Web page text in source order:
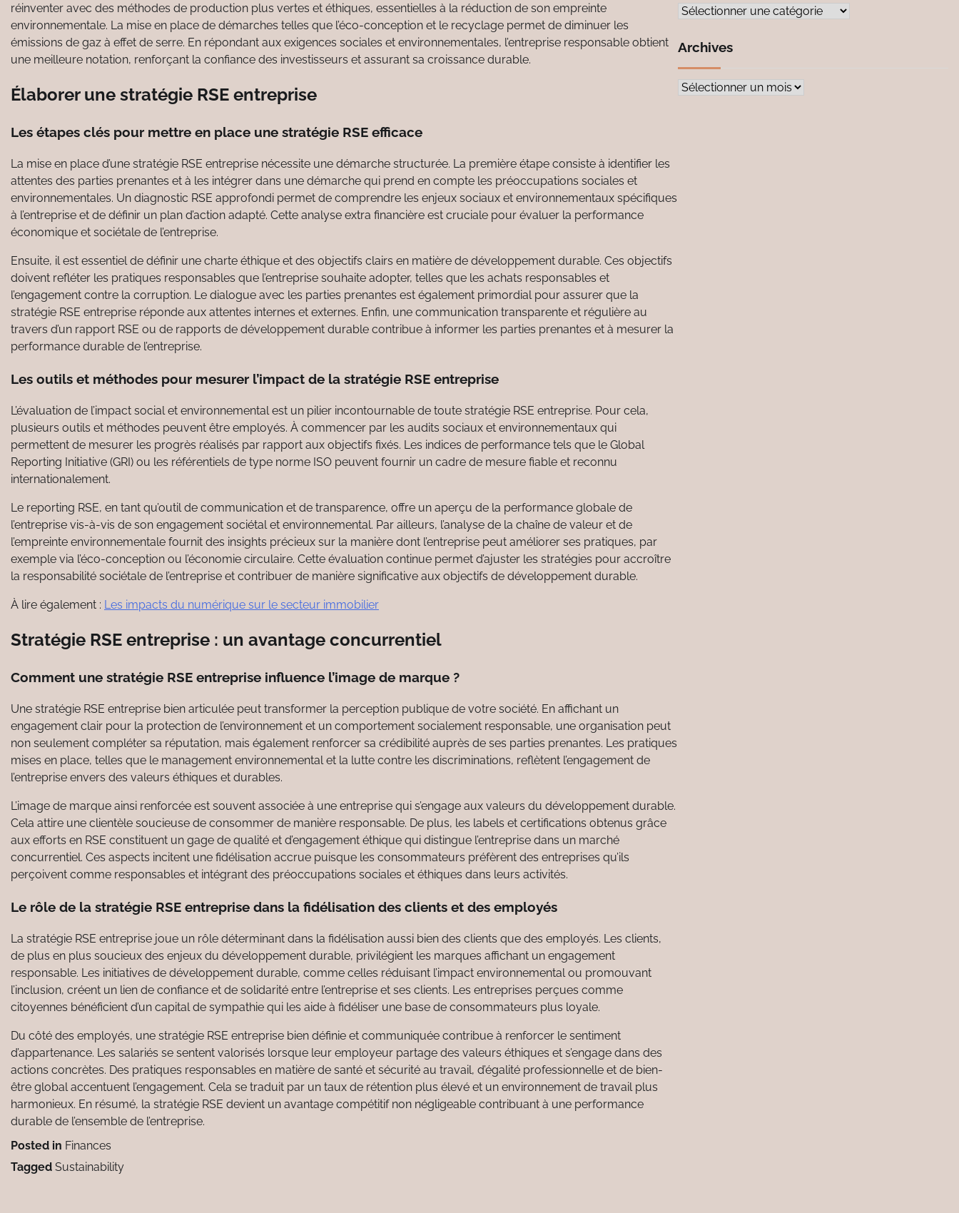
réinventer avec des méthodes de production plus vertes et éthiques, essentielles à la réduction de son empreinte
environnementale. La mise en place de démarches telles que l’éco-conception et le recyclage permet de diminuer les
émissions de gaz à effet de serre. En répondant aux exigences sociales et environnementales, l’entreprise responsable obtient
une meilleure notation, renforçant la confiance des investisseurs et assurant sa croissance durable.
Élaborer une stratégie RSE entreprise
Les étapes clés pour mettre en place une stratégie RSE efficace
La mise en place d’une stratégie RSE entreprise nécessite une démarche structurée. La première étape consiste à identifier les
attentes des parties prenantes et à les intégrer dans une démarche qui prend en compte les préoccupations sociales et
environnementales. Un diagnostic RSE approfondi permet de comprendre les enjeux sociaux et environnementaux spécifiques
à l’entreprise et de définir un plan d’action adapté. Cette analyse extra financière est cruciale pour évaluer la performance
économique et sociétale de l’entreprise.
Ensuite, il est essentiel de définir une charte éthique et des objectifs clairs en matière de développement durable. Ces objectifs
doivent refléter les pratiques responsables que l’entreprise souhaite adopter, telles que les achats responsables et
l’engagement contre la corruption. Le dialogue avec les parties prenantes est également primordial pour assurer que la
stratégie RSE entreprise réponde aux attentes internes et externes. Enfin, une communication transparente et régulière au
travers d’un rapport RSE ou de rapports de développement durable contribue à informer les parties prenantes et à mesurer la
performance durable de l’entreprise.
Les outils et méthodes pour mesurer l’impact de la stratégie RSE entreprise
L’évaluation de l’impact social et environnemental est un pilier incontournable de toute stratégie RSE entreprise. Pour cela,
plusieurs outils et méthodes peuvent être employés. À commencer par les audits sociaux et environnementaux qui
permettent de mesurer les progrès réalisés par rapport aux objectifs fixés. Les indices de performance tels que le Global
Reporting Initiative (GRI) ou les référentiels de type norme ISO peuvent fournir un cadre de mesure fiable et reconnu
internationalement.
Le reporting RSE, en tant qu’outil de communication et de transparence, offre un aperçu de la performance globale de
l’entreprise vis-à-vis de son engagement sociétal et environnemental. Par ailleurs, l’analyse de la chaîne de valeur et de
l’empreinte environnementale fournit des insights précieux sur la manière dont l’entreprise peut améliorer ses pratiques, par
exemple via l’éco-conception ou l’économie circulaire. Cette évaluation continue permet d’ajuster les stratégies pour accroître
la responsabilité sociétale de l’entreprise et contribuer de manière significative aux objectifs de développement durable.
À lire également : Les impacts du numérique sur le secteur immobilier
Stratégie RSE entreprise : un avantage concurrentiel
Comment une stratégie RSE entreprise influence l’image de marque ?
Une stratégie RSE entreprise bien articulée peut transformer la perception publique de votre société. En affichant un
engagement clair pour la protection de l’environnement et un comportement socialement responsable, une organisation peut
non seulement compléter sa réputation, mais également renforcer sa crédibilité auprès de ses parties prenantes. Les pratiques
mises en place, telles que le management environnemental et la lutte contre les discriminations, reflètent l’engagement de
l’entreprise envers des valeurs éthiques et durables.
L’image de marque ainsi renforcée est souvent associée à une entreprise qui s’engage aux valeurs du développement durable.
Cela attire une clientèle soucieuse de consommer de manière responsable. De plus, les labels et certifications obtenus grâce
aux efforts en RSE constituent un gage de qualité et d’engagement éthique qui distingue l’entreprise dans un marché
concurrentiel. Ces aspects incitent une fidélisation accrue puisque les consommateurs préfèrent des entreprises qu’ils
perçoivent comme responsables et intégrant des préoccupations sociales et éthiques dans leurs activités.
Le rôle de la stratégie RSE entreprise dans la fidélisation des clients et des employés
La stratégie RSE entreprise joue un rôle déterminant dans la fidélisation aussi bien des clients que des employés. Les clients,
de plus en plus soucieux des enjeux du développement durable, privilégient les marques affichant un engagement
responsable. Les initiatives de développement durable, comme celles réduisant l’impact environnemental ou promouvant
l’inclusion, créent un lien de confiance et de solidarité entre l’entreprise et ses clients. Les entreprises perçues comme
citoyennes bénéficient d’un capital de sympathie qui les aide à fidéliser une base de consommateurs plus loyale.
Du côté des employés, une stratégie RSE entreprise bien définie et communiquée contribue à renforcer le sentiment
d’appartenance. Les salariés se sentent valorisés lorsque leur employeur partage des valeurs éthiques et s’engage dans des
actions concrètes. Des pratiques responsables en matière de santé et sécurité au travail, d’égalité professionnelle et de bien-
être global accentuent l’engagement. Cela se traduit par un taux de rétention plus élevé et un environnement de travail plus
harmonieux. En résumé, la stratégie RSE devient un avantage compétitif non négligeable contribuant à une performance
durable de l’ensemble de l’entreprise.
Posted in Finances
Tagged Sustainability
Catégories
Archives
Archives